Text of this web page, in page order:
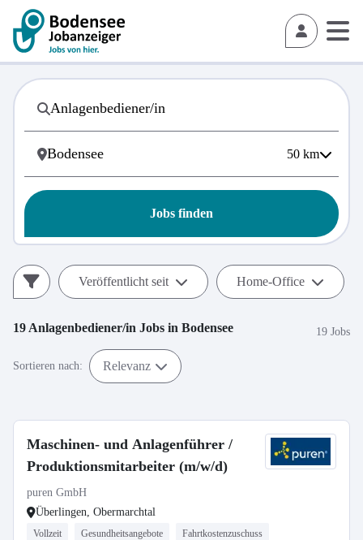
50 km
Jobs finden
Veröffentlicht seit Home-Office
19 Anlagenbediener/in Jobs in Bodensee 19 Jobs
Sortieren nach: Relevanz
Maschinen- und Anlagenführer /
Produktionsmitarbeiter (m/w/d)
puren GmbH
Überlingen, Obermarchtal
Vollzeit Gesundheitsangebote Fahrtkostenzuschuss